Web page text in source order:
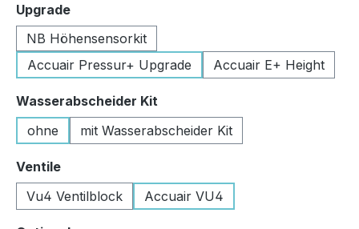
Upgradeauswählen
NB Höhensensorkit
Accuair Pressur+ Upgrade
Accuair E+ Height
Wasserabscheider Kit
ohne
mit Wasserabscheider Kit
Ventileauswählen
Vu4 Ventilblock
Accuair VU4